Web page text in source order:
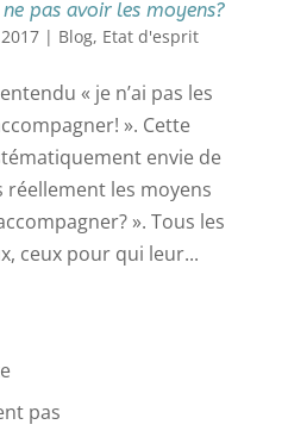
pas avoir les moyens?
| Blog, Etat d'esprit
« je n’ai pas les
». Cette
envie de
réellement les moyens
». Tous les
ceux pour qui leur...
pas